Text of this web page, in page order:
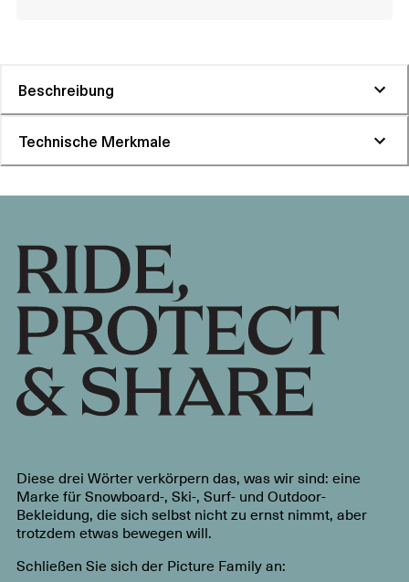
Beschreibung
Technische Merkmale
Diese drei Wörter verkörpern das, was wir sind: eine
Marke für Snowboard-, Ski-, Surf- und Outdoor-
Bekleidung, die sich selbst nicht zu ernst nimmt, aber
trotzdem etwas bewegen will.
Schließen Sie sich der Picture Family an: